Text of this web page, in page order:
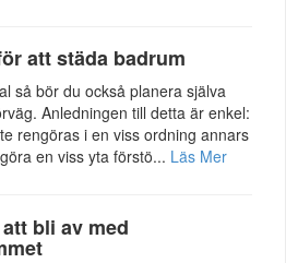
att städa badrum
så bör du också planera själva
Anledningen till detta är enkel:
rengöras i en viss ordning annars
en viss yta förstö... Läs Mer
bli av med